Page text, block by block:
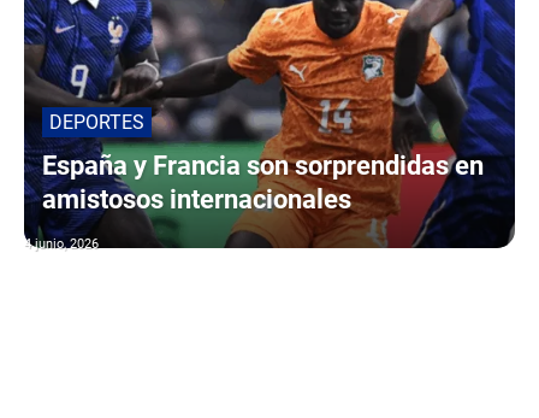
DEPORTES
España y Francia son sorprendidas en
amistosos internacionales
4 junio, 2026